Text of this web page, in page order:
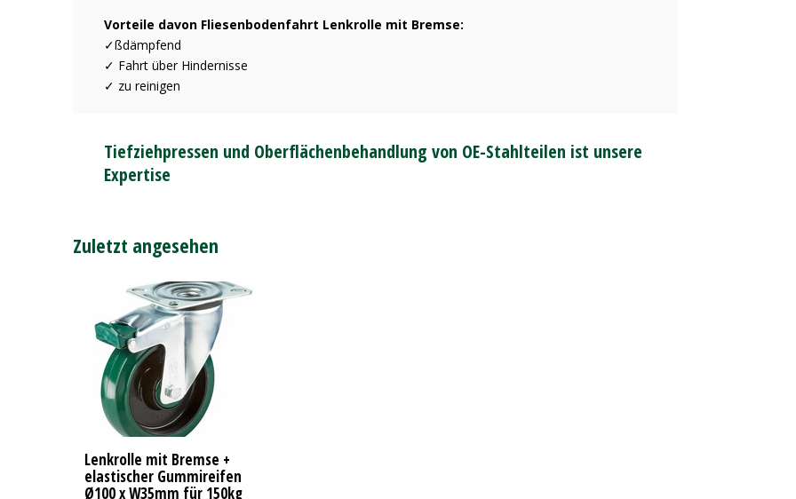
Vorteile davon Fliesenbodenfahrt Lenkrolle mit Bremse:
✓ßdämpfend
✓ Fahrt über Hindernisse
✓ zu reinigen
Tiefziehpressen und Oberflächenbehandlung von OE-Stahlteilen ist unsere
Expertise
Zuletzt angesehen
Lenkrolle mit Bremse +
elastischer Gummireifen
Ø100 x W35mm für 150kg